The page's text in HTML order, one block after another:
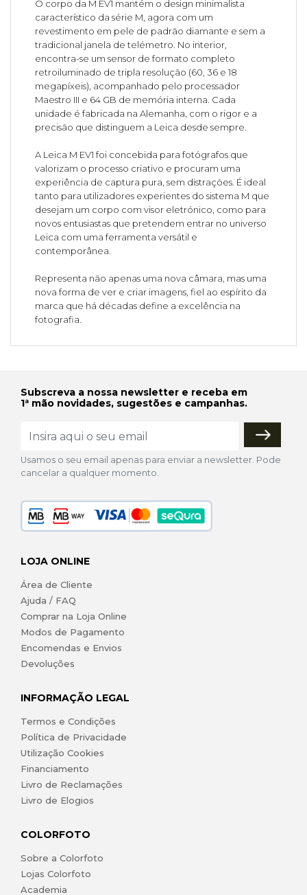
O corpo da M EV1 mantém o design minimalista
característico da série M, agora com um
revestimento em pele de padrão diamante e sem a
tradicional janela de telémetro. No interior,
encontra-se um sensor de formato completo
retroiluminado de tripla resolução (60, 36 e 18
megapíxeis), acompanhado pelo processador
Maestro III e 64 GB de memória interna. Cada
unidade é fabricada na Alemanha, com o rigor e a
precisão que distinguem a Leica desde sempre.
A Leica M EV1 foi concebida para fotógrafos que
valorizam o processo criativo e procuram uma
experiência de captura pura, sem distrações. É ideal
tanto para utilizadores experientes do sistema M que
desejam um corpo com visor eletrónico, como para
novos entusiastas que pretendem entrar no universo
Leica com uma ferramenta versátil e
contemporânea.
Representa não apenas uma nova câmara, mas uma
nova forma de ver e criar imagens, fiel ao espírito da
marca que há décadas define a excelência na
fotografia.
Subscreva a nossa newsletter e receba em
1ª mão novidades, sugestões e campanhas.
Usamos o seu email apenas para enviar a newsletter. Pode
cancelar a qualquer momento.
LOJA ONLINE
Área de Cliente
Ajuda / FAQ
Comprar na Loja Online
Modos de Pagamento
Encomendas e Envios
Devoluções
INFORMAÇÃO LEGAL
Termos e Condições
Política de Privacidade
Utilização Cookies
Financiamento
Livro de Reclamações
Livro de Elogios
COLORFOTO
Sobre a Colorfoto
Lojas Colorfoto
Academia